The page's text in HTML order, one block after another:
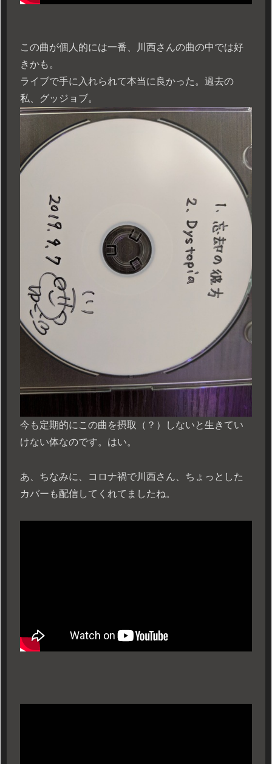
この曲が個人的には一番、川西さんの曲の中では好
きかも。
ライブで手に入れられて本当に良かった。過去の
私、グッジョブ。
今も定期的にこの曲を摂取（？）しないと生きてい
けない体なのです。はい。
あ、ちなみに、コロナ禍で川西さん、ちょっとした
カバーも配信してくれてましたね。